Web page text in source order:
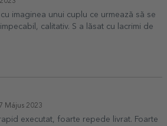
imaginea unui cuplu ce urmează să se
calitativ. S a lăsat cu lacrimi de
Május 2023
executat, foarte repede livrat. Foarte